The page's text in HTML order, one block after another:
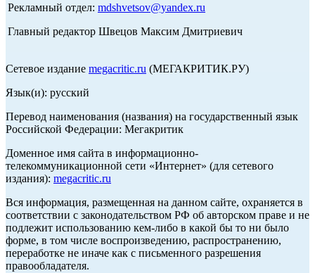
Рекламный отдел: mdshvetsov@yandex.ru
Главный редактор Швецов Максим Дмитриевич
Сетевое издание megacritic.ru (МЕГАКРИТИК.РУ)
Язык(и): русский
Перевод наименования (названия) на государственный язык
Российской Федерации: Мегакритик
Доменное имя сайта в информационно-
телекоммуникационной сети «Интернет» (для сетевого
издания): megacritic.ru
Вся информация, размещенная на данном сайте, охраняется в
соответствии с законодательством РФ об авторском праве и не
подлежит использованию кем-либо в какой бы то ни было
форме, в том числе воспроизведению, распространению,
переработке не иначе как с письменного разрешения
правообладателя.